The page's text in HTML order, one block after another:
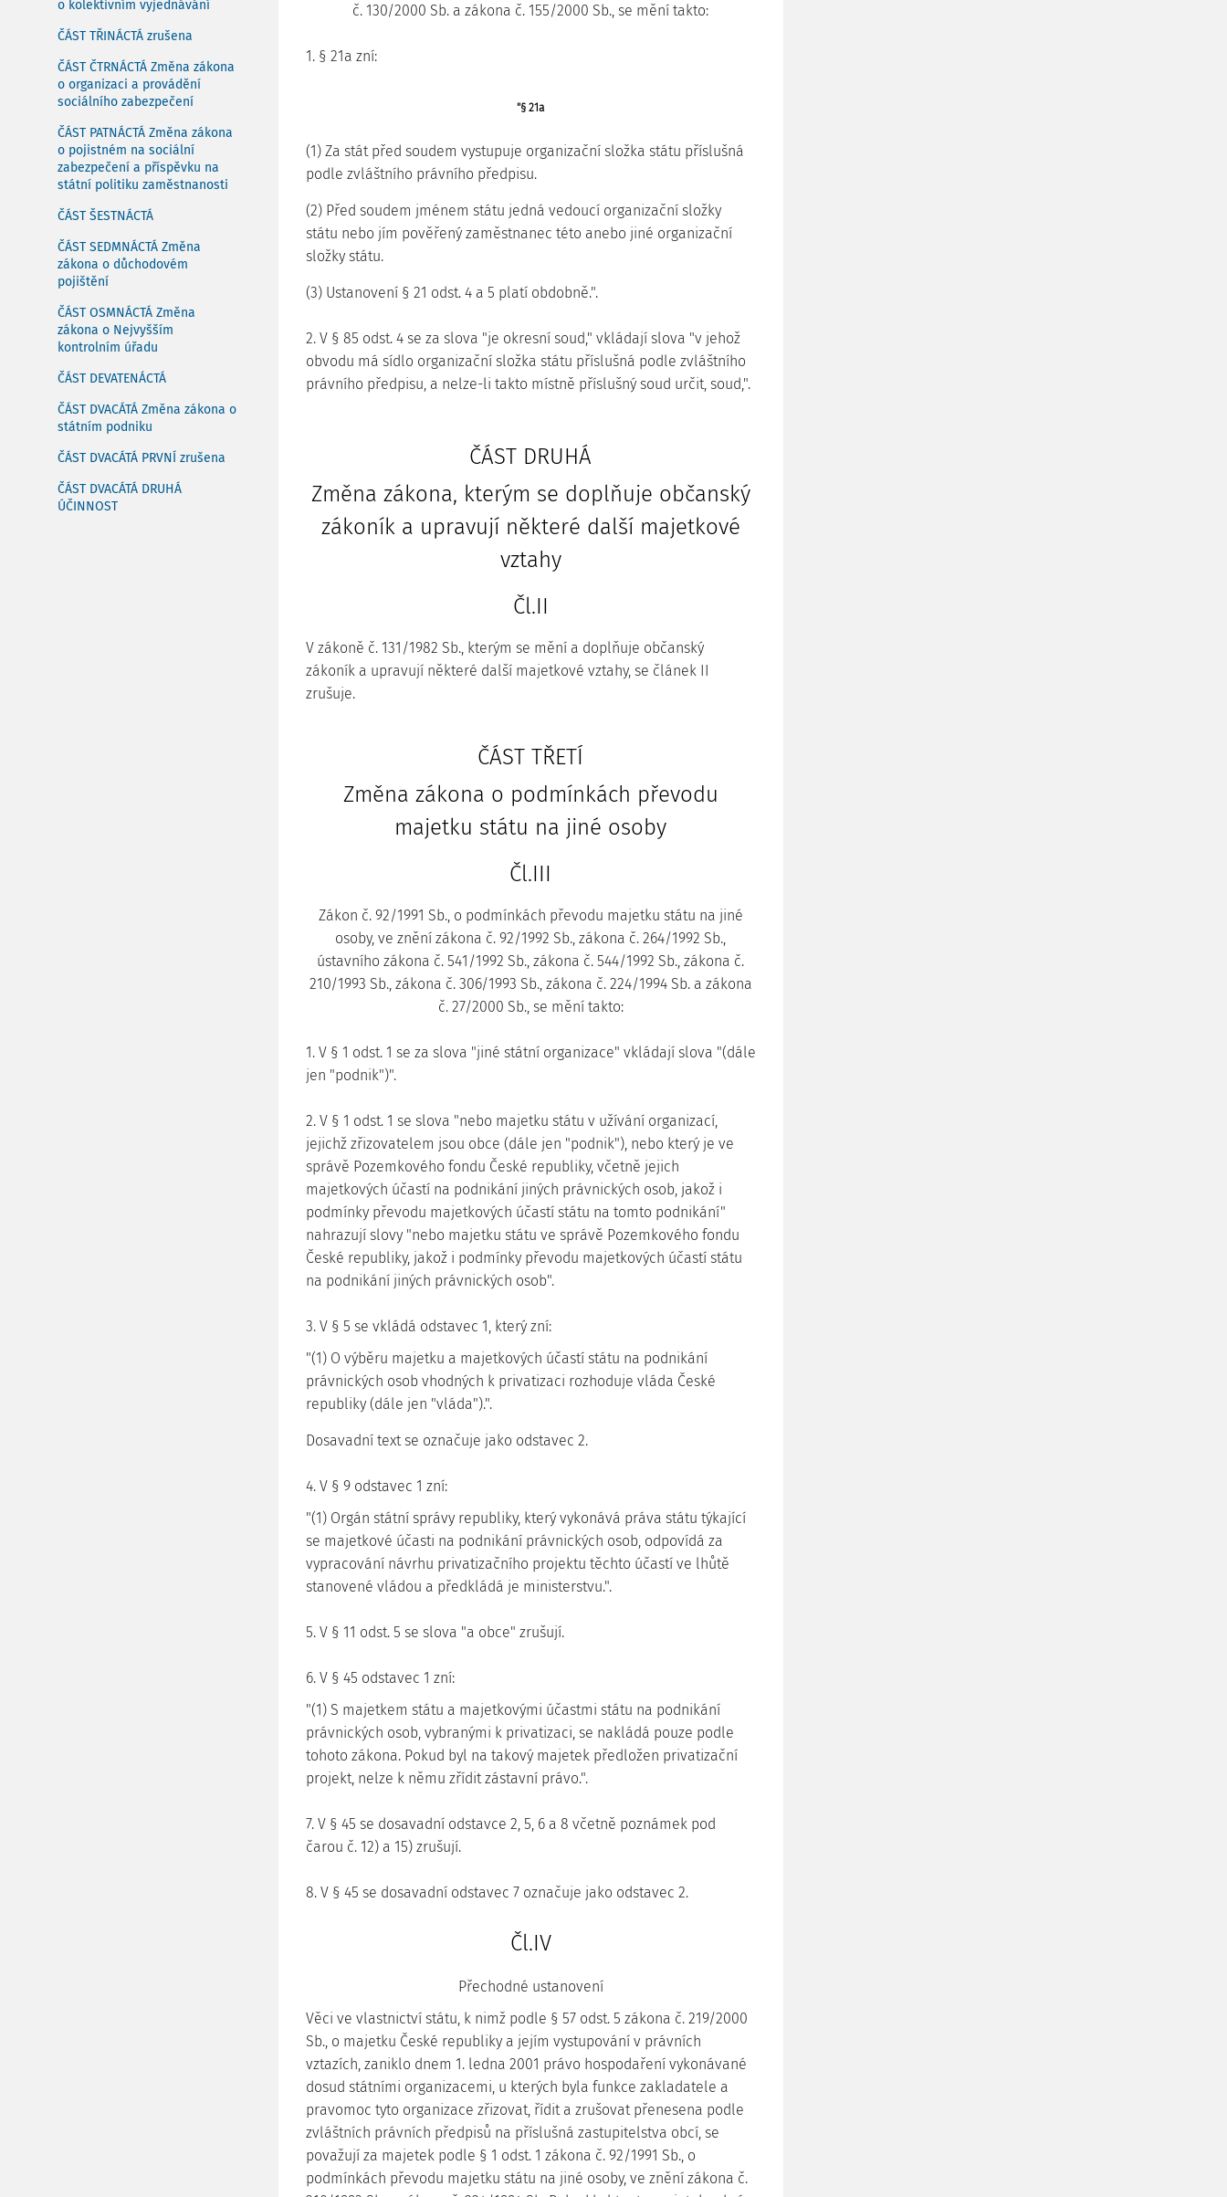
o kolektivním vyjednávání
ČÁST TŘINÁCTÁ zrušena
ČÁST ČTRNÁCTÁ Změna zákona
o organizaci a provádění
sociálního zabezpečení
ČÁST PATNÁCTÁ Změna zákona
o pojistném na sociální
zabezpečení a příspěvku na
státní politiku zaměstnanosti
ČÁST ŠESTNÁCTÁ
ČÁST SEDMNÁCTÁ Změna
zákona o důchodovém
pojištění
ČÁST OSMNÁCTÁ Změna
zákona o Nejvyšším
kontrolním úřadu
ČÁST DEVATENÁCTÁ
ČÁST DVACÁTÁ Změna zákona o
státním podniku
ČÁST DVACÁTÁ PRVNÍ zrušena
ČÁST DVACÁTÁ DRUHÁ
ÚČINNOST
č. 130/2000 Sb. a zákona č. 155/2000 Sb., se mění takto:
1. § 21a zní:
"§ 21a
(1) Za stát před soudem vystupuje organizační složka státu příslušná
podle zvláštního právního předpisu.
(2) Před soudem jménem státu jedná vedoucí organizační složky
státu nebo jím pověřený zaměstnanec této anebo jiné organizační
složky státu.
(3) Ustanovení § 21 odst. 4 a 5 platí obdobně.".
2. V § 85 odst. 4 se za slova "je okresní soud," vkládají slova "v jehož
obvodu má sídlo organizační složka státu příslušná podle zvláštního
právního předpisu, a nelze-li takto místně příslušný soud určit, soud,".
ČÁST DRUHÁ
Změna zákona, kterým se doplňuje občanský
zákoník a upravují některé další majetkové
vztahy
Čl.II
V zákoně č. 131/1982 Sb., kterým se mění a doplňuje občanský
zákoník a upravují některé další majetkové vztahy, se článek II
zrušuje.
ČÁST TŘETÍ
Změna zákona o podmínkách převodu
majetku státu na jiné osoby
Čl.III
Zákon č. 92/1991 Sb., o podmínkách převodu majetku státu na jiné
osoby, ve znění zákona č. 92/1992 Sb., zákona č. 264/1992 Sb.,
ústavního zákona č. 541/1992 Sb., zákona č. 544/1992 Sb., zákona č.
210/1993 Sb., zákona č. 306/1993 Sb., zákona č. 224/1994 Sb. a zákona
č. 27/2000 Sb., se mění takto:
1. V § 1 odst. 1 se za slova "jiné státní organizace" vkládají slova "(dále
jen "podnik")".
2. V § 1 odst. 1 se slova "nebo majetku státu v užívání organizací,
jejichž zřizovatelem jsou obce (dále jen "podnik"), nebo který je ve
správě Pozemkového fondu České republiky, včetně jejich
majetkových účastí na podnikání jiných právnických osob, jakož i
podmínky převodu majetkových účastí státu na tomto podnikání"
nahrazují slovy "nebo majetku státu ve správě Pozemkového fondu
České republiky, jakož i podmínky převodu majetkových účastí státu
na podnikání jiných právnických osob".
3. V § 5 se vkládá odstavec 1, který zní:
"(1) O výběru majetku a majetkových účastí státu na podnikání
právnických osob vhodných k privatizaci rozhoduje vláda České
republiky (dále jen "vláda").".
Dosavadní text se označuje jako odstavec 2.
4. V § 9 odstavec 1 zní:
"(1) Orgán státní správy republiky, který vykonává práva státu týkající
se majetkové účasti na podnikání právnických osob, odpovídá za
vypracování návrhu privatizačního projektu těchto účastí ve lhůtě
stanovené vládou a předkládá je ministerstvu.".
5. V § 11 odst. 5 se slova "a obce" zrušují.
6. V § 45 odstavec 1 zní:
"(1) S majetkem státu a majetkovými účastmi státu na podnikání
právnických osob, vybranými k privatizaci, se nakládá pouze podle
tohoto zákona. Pokud byl na takový majetek předložen privatizační
projekt, nelze k němu zřídit zástavní právo.".
7. V § 45 se dosavadní odstavce 2, 5, 6 a 8 včetně poznámek pod
čarou č. 12) a 15) zrušují.
8. V § 45 se dosavadní odstavec 7 označuje jako odstavec 2.
Čl.IV
Přechodné ustanovení
Věci ve vlastnictví státu, k nimž podle § 57 odst. 5 zákona č. 219/2000
Sb., o majetku České republiky a jejím vystupování v právních
vztazích, zaniklo dnem 1. ledna 2001 právo hospodaření vykonávané
dosud státními organizacemi, u kterých byla funkce zakladatele a
pravomoc tyto organizace zřizovat, řídit a zrušovat přenesena podle
zvláštních právních předpisů na příslušná zastupitelstva obcí, se
považují za majetek podle § 1 odst. 1 zákona č. 92/1991 Sb., o
podmínkách převodu majetku státu na jiné osoby, ve znění zákona č.